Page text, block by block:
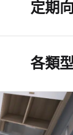
定期
各類